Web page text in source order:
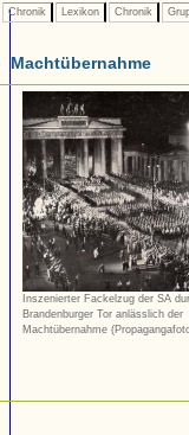
Chronik Lexikon Chronik
Machtübernahme
Inszenierter Fackelzug der SA
Brandenburger Tor anlässlich der
Machtübernahme